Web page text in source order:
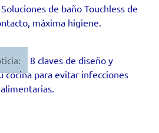
Soluciones de baño Touchless de
máxima higiene.
8 claves de diseño y
cocina para evitar infecciones
alimentarias.